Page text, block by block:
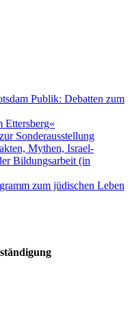
Publik: Debatten zum
Sonderausstellung
Mythen, Israel-
Bildungsarbeit (in
zum jüdischen Leben